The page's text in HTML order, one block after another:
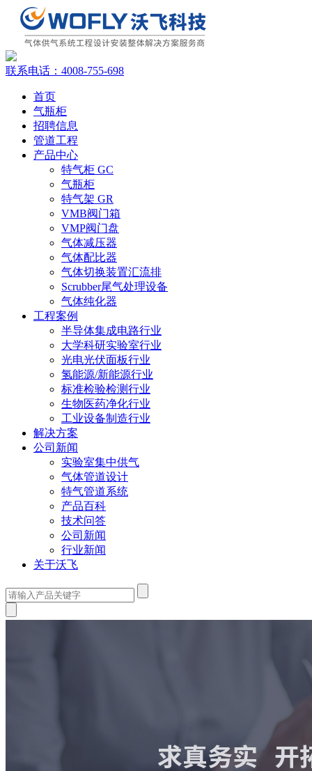
联系电话： 4008-755-698
首页
气瓶柜
招聘信息
管道工程
产品中心
特气柜 GC
气瓶柜
特气架 GR
VMB阀门箱
VMP阀门盘
气体减压器
气体配比器
气体切换装置汇流排
Scrubber尾气处理设备
气体纯化器
工程案例
半导体集成电路行业
大学科研实验室行业
光电光伏面板行业
氢能源/新能源行业
标准检验检测行业
生物医药净化行业
工业设备制造行业
解决方案
公司新闻
实验室集中供气
气体管道设计
特气管道系统
产品百科
技术问答
公司新闻
行业新闻
关于沃飞